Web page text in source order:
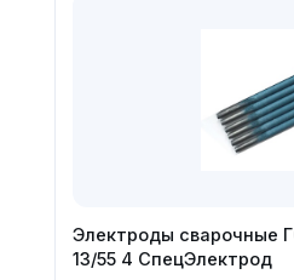
Электроды сварочные
13/55 4 СпецЭлектрод